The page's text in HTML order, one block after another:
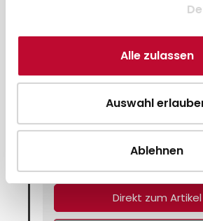
Alle zulassen
Auswahl
Ablehnen
SpacePole®
Direkt zum Artikel